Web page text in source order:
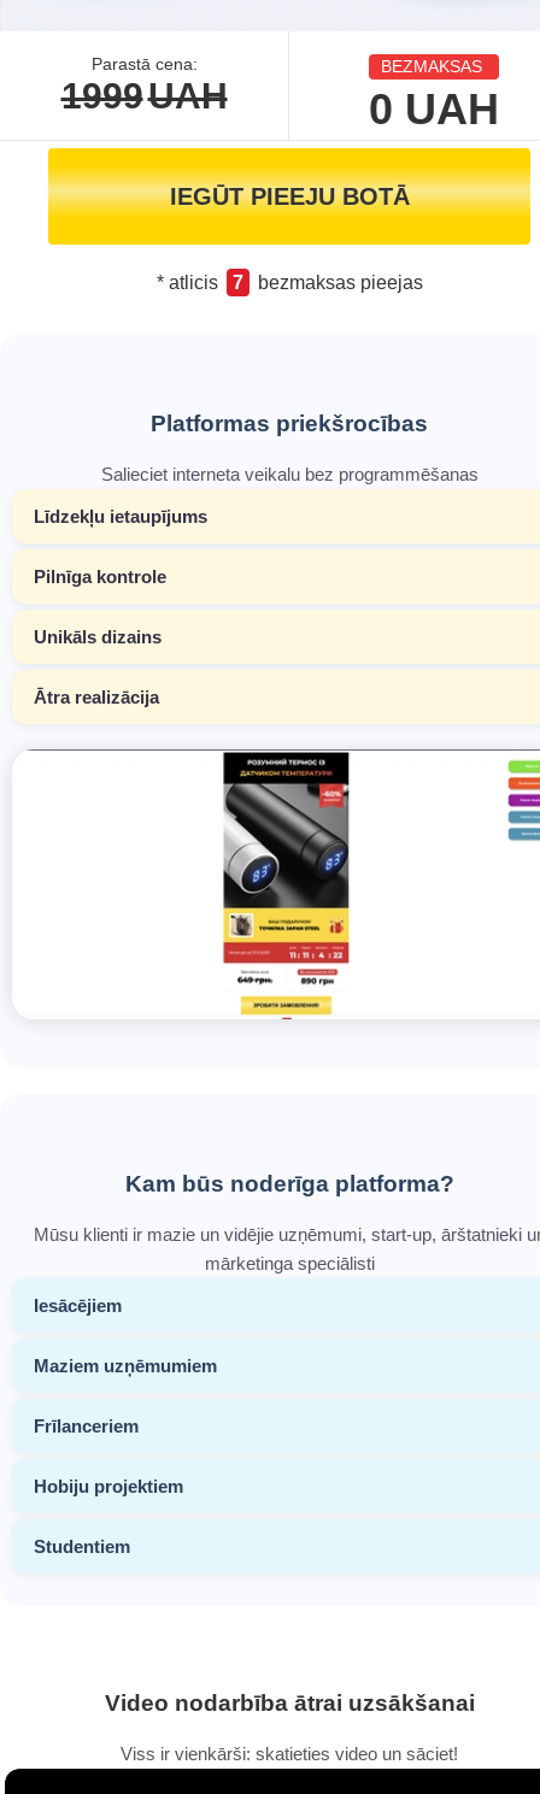
Parastā cena:
1999UAH
BEZMAKSAS
0 UAH
IEGŪT PIEEJU BOTĀ
* atlicis 7 bezmaksas pieejas
Platformas priekšrocības
Salieciet interneta veikalu bez programmēšanas
Līdzekļu ietaupījums
Pilnīga kontrole
Unikāls dizains
Ātra realizācija
Kam būs noderīga platforma?
Mūsu klienti ir mazie un vidējie uzņēmumi, start-up, ārštatnieki
mārketinga speciālisti
Iesācējiem
Maziem uzņēmumiem
Frīlanceriem
Hobiju projektiem
Studentiem
Video nodarbība ātrai uzsākšanai
Viss ir vienkārši: skatieties video un sāciet!